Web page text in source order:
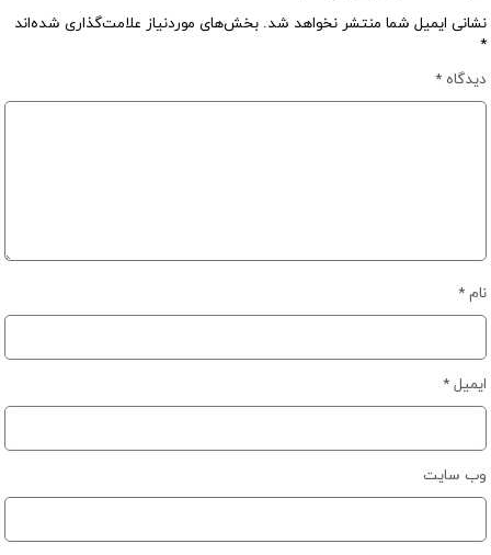
نشانی ایمیل شما منتشر نخواهد شد. بخش‌های موردنیاز علامت‌گذاری شده‌اند
*
دیدگاه*
نام*
ایمیل*
وب‌ سایت